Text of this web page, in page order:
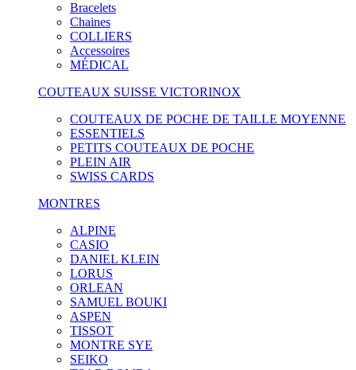
Bracelets
Chaines
COLLIERS
Accessoires
MÉDICAL
COUTEAUX SUISSE VICTORINOX
COUTEAUX DE POCHE DE TAILLE MOYENNE
ESSENTIELS
PETITS COUTEAUX DE POCHE
PLEIN AIR
SWISS CARDS
MONTRES
ALPINE
CASIO
DANIEL KLEIN
LORUS
ORLEAN
SAMUEL BOUKI
ASPEN
TISSOT
MONTRE SYE
SEIKO